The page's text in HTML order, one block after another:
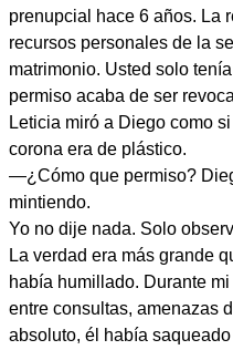
prenupcial hace 6 años. La
recursos personales de la
matrimonio. Usted solo
permiso acaba de ser
Leticia miró a Diego como
corona era de plástico.
—¿Cómo que permiso?
mintiendo.
Yo no dije nada. Solo
La verdad era más grande
había humillado. Durante
entre consultas, amenazas
absoluto, él había